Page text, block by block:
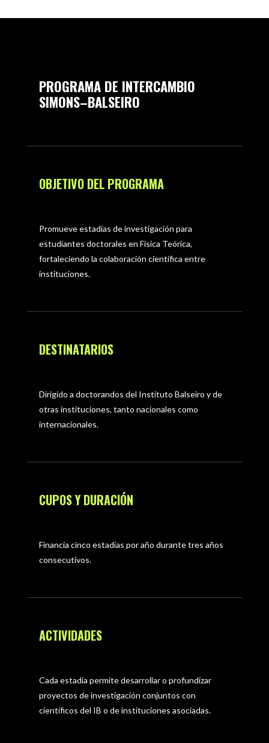
PROGRAMA DE INTERCAMBIO
SIMONS–BALSEIRO
OBJETIVO DEL PROGRAMA
Promueve estadías de investigación para
estudiantes doctorales en Física Teórica,
fortaleciendo la colaboración científica entre
instituciones.
DESTINATARIOS
Dirigido a doctorandos del Instituto Balseiro y de
otras instituciones, tanto nacionales como
internacionales.
CUPOS Y DURACIÓN
Financia cinco estadías por año durante tres años
consecutivos.
ACTIVIDADES
Cada estadía permite desarrollar o profundizar
proyectos de investigación conjuntos con
científicos del IB o de instituciones asociadas.